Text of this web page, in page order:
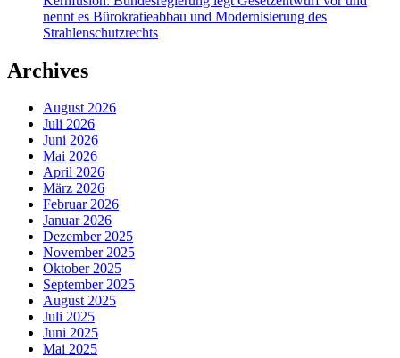
nennt es Bürokratieabbau und Modernisierung des
Strahlenschutzrechts
Archives
August 2026
Juli 2026
Juni 2026
Mai 2026
April 2026
März 2026
Februar 2026
Januar 2026
Dezember 2025
November 2025
Oktober 2025
September 2025
August 2025
Juli 2025
Juni 2025
Mai 2025